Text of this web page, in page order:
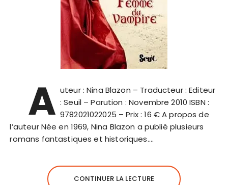
A uteur : Nina Blazon – Traducteur : Editeur
: Seuil – Parution : Novembre 2010 ISBN :
9782021022025 – Prix : 16 € A propos de
l’auteur Née en 1969, Nina Blazon a publié plusieurs
romans fantastiques et historiques….
CONTINUER LA LECTURE